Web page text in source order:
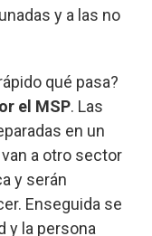
y a las no
qué pasa?
el MSP. Las
en un
van a otro sector
y serán
Enseguida se
y la persona